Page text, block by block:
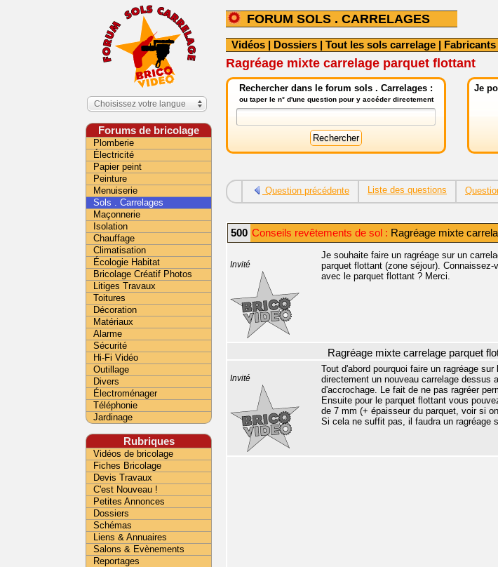
FORUM SOLS . CARRELAGES
Vidéos | Dossiers | Tout les sols carrelage | Fabricants
Ragréage mixte carrelage parquet flottant
Rechercher dans le forum sols . Carrelages :
ou taper le n° d'une question pour y accéder directement
Je
Question précédente Liste des questions
500 Conseils revêtements de sol : Ragréage mixte
Invité
Je souhaite faire un ragréage sur un
parquet flottant (zone séjour).
avec le parquet flottant ? Merci.
Ragréage mixte carrelage parquet
Invité
Tout d'abord pourquoi faire un ragréage
directement un nouveau carrelage dessus
d'accrochage. Le fait de ne pas ragréer
Ensuite pour le parquet flottant vous
de 7 mm (+ épaisseur du parquet, voir si
Si cela ne suffit pas, il faudra un ragréage
Choisissez votre langue
Forums de bricolage
Plomberie
Électricité
Papier peint
Peinture
Menuiserie
Sols . Carrelages
Maçonnerie
Isolation
Chauffage
Climatisation
Écologie Habitat
Bricolage Créatif Photos
Litiges Travaux
Toitures
Décoration
Matériaux
Alarme
Sécurité
Hi-Fi Vidéo
Outillage
Divers
Électroménager
Téléphonie
Jardinage
Rubriques
Vidéos de bricolage
Fiches Bricolage
Devis Travaux
C'est Nouveau !
Petites Annonces
Dossiers
Schémas
Liens & Annuaires
Salons & Evènements
Reportages